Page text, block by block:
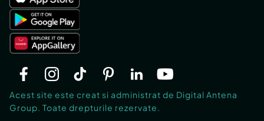
Acest site este creat si administrat de Digital Antena
Group. Toate drepturile rezervate.